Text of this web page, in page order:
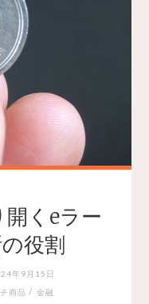
くeラー
役割
年9月15日
商品 / 金融